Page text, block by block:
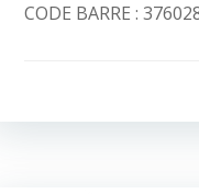
CODE BARRE :